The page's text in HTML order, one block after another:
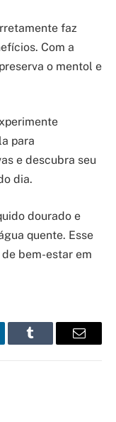
faz
Com a
o mentol e
para
e descubra seu
dia.
dourado e
quente. Esse
bem-estar em
Tumblr Email